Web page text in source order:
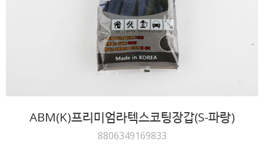
ABM(K)프리미엄라텍스코팅장갑(S-파랑)
8806349169833